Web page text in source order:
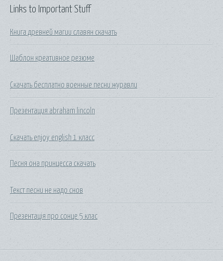
Links to Important Stuff
Книга древней магии славян скачать
Шаблон креативное резюме
Скачать бесплатно военные песни журавли
Презентация abraham lincoln
Скачать enjoy english 1 класс
Песня она принцесса скачать
Текст песни не надо снов
Презентація про сонце 5 клас